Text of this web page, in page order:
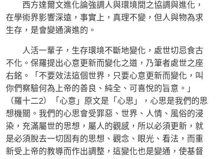
西方達爾文進化論強調人與環境間之協調與進化，
在學術界影響深遠，事實上，真理不變，但人與物為求
生存，是會變通演進的。
人活一輩子，生存環境不斷地變化，處世切忌食古
不化。保羅提出心意更新而變化之道，乃筆者處世之座
右銘。「不要效法這個世界，只要心意更新而變化，叫
你們察驗何為上帝的善良、純全、可喜悅的旨意。」
（羅十二2）「心意」原文是「心思」，心思是我們的思
想機關。我們的心思會受罪惡、世界、人情、風俗的浸
染，充滿屬世的思想，屬人的觀感，所以必須更新，就
是必須脫去一切固有的思想、觀念、眼光、看法，而重
新受上帝的教導而作出調整，這變化也是變通，使基督